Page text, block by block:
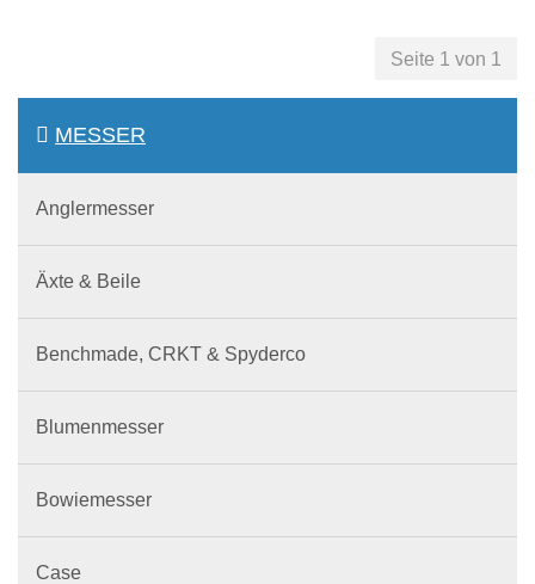
Seite 1 von 1
MESSER
Anglermesser
Äxte & Beile
Benchmade, CRKT & Spyderco
Blumenmesser
Bowiemesser
Case